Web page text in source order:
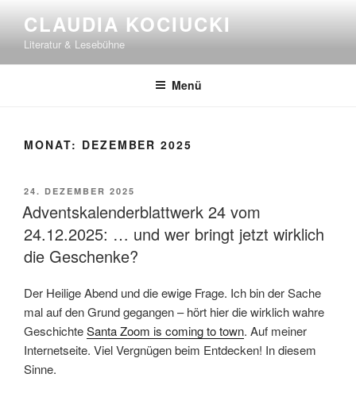
Inhalt
springen
CLAUDIA KOCIUCKI
Literatur & Lesebühne
Menü
MONAT: DEZEMBER 2025
VERÖFFENTLICHT
AM
24. DEZEMBER 2025
Adventskalenderblattwerk 24 vom
24.12.2025: … und wer bringt jetzt wirklich
die Geschenke?
Der Heilige Abend und die ewige Frage. Ich bin der Sache
mal auf den Grund gegangen – hört hier die wirklich wahre
GeschichteSanta Zoom is coming to town. Auf meiner
Internetseite. Viel Vergnügen beim Entdecken! In diesem
Sinne.